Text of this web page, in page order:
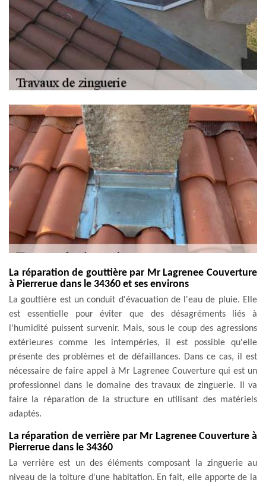
La réparation de gouttière par Mr Lagrenee Couverture
à Pierrerue dans le 34360 et ses environs
La gouttière est un conduit d'évacuation de l'eau de pluie. Elle
est essentielle pour éviter que des désagréments liés à
l'humidité puissent survenir. Mais, sous le coup des agressions
extérieures comme les intempéries, il est possible qu'elle
présente des problèmes et de défaillances. Dans ce cas, il est
nécessaire de faire appel à Mr Lagrenee Couverture qui est un
professionnel dans le domaine des travaux de zinguerie. Il va
faire la réparation de la structure en utilisant des matériels
adaptés.
La réparation de verrière par Mr Lagrenee Couverture à
Pierrerue dans le 34360
La verrière est un des éléments composant la zinguerie au
niveau de la toiture d'une habitation. En fait, elle apporte de la